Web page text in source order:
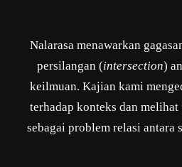
Nalarasa menawarkan
persilangan (intersection)
keilmuan. Kajian kami
terhadap konteks dan melihat
sebagai problem relasi antara